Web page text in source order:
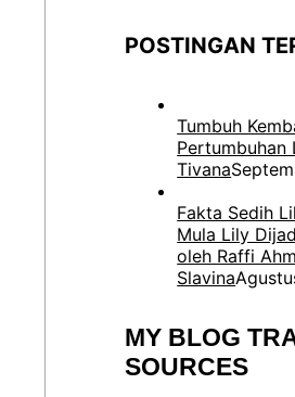
POSTINGAN
Tumbuh
Pertumbuhan
Tivana
Fakta Sedih
Mula Lily
oleh Raffi
Slavina
MY BLOG
SOURCES